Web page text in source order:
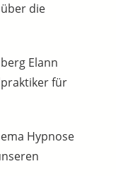
die
Elann
für
Hypnose